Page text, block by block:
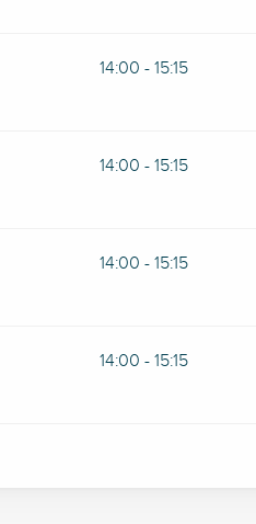
14:00 - 15:15
14:00 - 15:15
14:00 - 15:15
14:00 - 15:15